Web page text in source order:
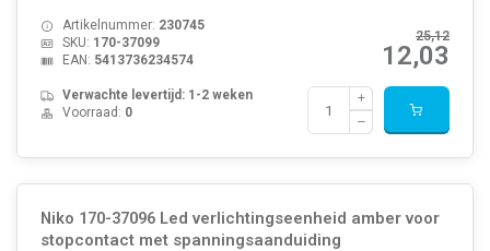
25,12
12,03
Artikelnummer: 230745
SKU: 170-37099
EAN: 5413736234574
Verwachte levertijd: 1-2 weken
Voorraad: 0
Niko 170-37096 Led verlichtingseenheid amber voor
stopcontact met spanningsaanduiding